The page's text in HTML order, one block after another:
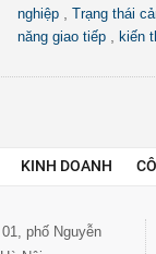
nghiệp
Trạng thái
năng giao tiếp
kiến
KINH DOANH
phố Nguyễn